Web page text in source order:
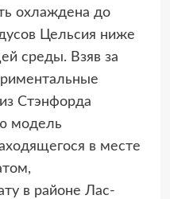
охлаждена до
Цельсия ниже
среды. Взяв за
Стэнфорда
модель
в месте
в районе Лас-